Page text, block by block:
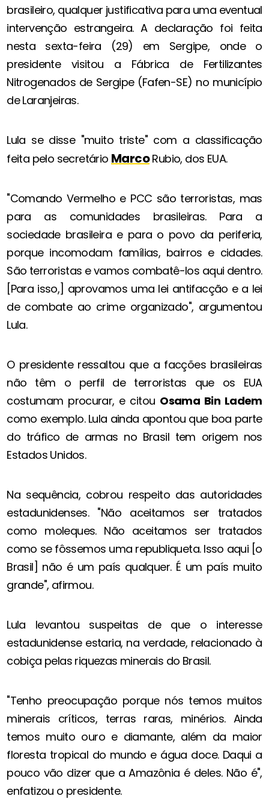
brasileiro, qualquer justificativa para uma eventual
intervenção estrangeira. A declaração foi feita
nesta sexta-feira (29) em Sergipe, onde o
presidente visitou a Fábrica de Fertilizantes
Nitrogenados de Sergipe (Fafen-SE) no município
de Laranjeiras.
Lula se disse "muito triste" com a classificação
feita pelo secretário MarcoRubio, dos EUA.
"Comando Vermelho e PCC são terroristas, mas
para as comunidades brasileiras. Para a
sociedade brasileira e para o povo da periferia,
porque incomodam famílias, bairros e cidades.
São terroristas e vamos combatê-los aqui dentro.
[Para isso,] aprovamos uma lei antifacção e a lei
de combate ao crime organizado", argumentou
Lula.
O presidente ressaltou que a facções brasileiras
não têm o perfil de terroristas que os EUA
costumam procurar, e citou Osama Bin Ladem
como exemplo. Lula ainda apontou que boa parte
do tráfico de armas no Brasil tem origem nos
Estados Unidos.
Na sequência, cobrou respeito das autoridades
estadunidenses. "Não aceitamos ser tratados
como moleques. Não aceitamos ser tratados
como se fôssemos uma republiqueta. Isso aqui [o
Brasil] não é um país qualquer. É um país muito
grande", afirmou.
Lula levantou suspeitas de que o interesse
estadunidense estaria, na verdade, relacionado à
cobiça pelas riquezas minerais do Brasil.
"Tenho preocupação porque nós temos muitos
minerais críticos, terras raras, minérios. Ainda
temos muito ouro e diamante, além da maior
floresta tropical do mundo e água doce. Daqui a
pouco vão dizer que a Amazônia é deles. Não é",
enfatizou o presidente.